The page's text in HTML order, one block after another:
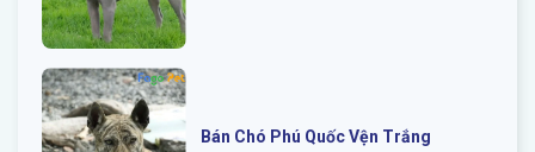
Bán Chó Phú Quốc Vện Trắng